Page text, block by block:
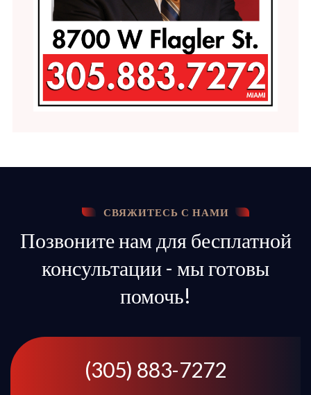
СВЯЖИТЕСЬ С НАМИ
Позвоните нам для бесплатной
консультации - мы готовы
помочь!
(305) 883-7272